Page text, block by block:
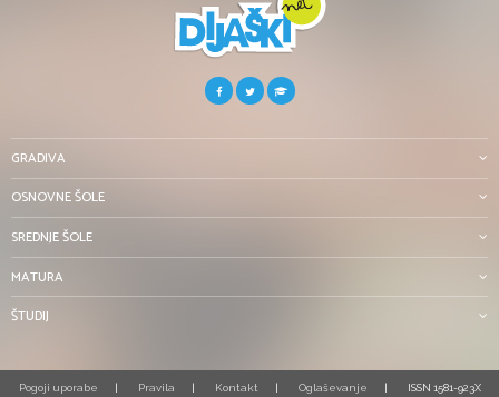
GRADIVA
OSNOVNE ŠOLE
SREDNJE ŠOLE
MATURA
ŠTUDIJ
Pogoji uporabe Pravila Kontakt Oglaševanje ISSN 1581-923X